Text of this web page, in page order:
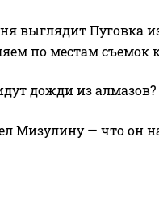
выглядит Пуговка
по местам съемок
дожди из алмазов?
Мизулину — что он